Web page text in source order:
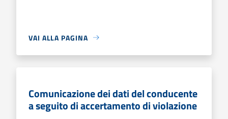
VAI ALLA PAGINA
Comunicazione dei dati del conducente
a seguito di accertamento di violazione